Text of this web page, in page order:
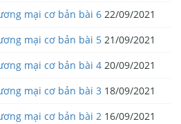
mại cơ bản bài 6 22/09/2021
mại cơ bản bài 5 21/09/2021
mại cơ bản bài 4 20/09/2021
mại cơ bản bài 3 18/09/2021
mại cơ bản bài 2 16/09/2021